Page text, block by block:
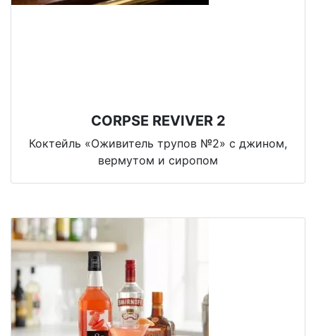
CORPSE REVIVER 2
Коктейль «Оживитель трупов №2» с джином,
вермутом и сиропом